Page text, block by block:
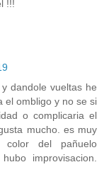
!!!
dandole vueltas he
el ombligo y no se si
o complicaria el
mucho. es muy
color del pañuelo
improvisacion.